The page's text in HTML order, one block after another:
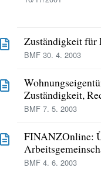
Zuständigkeit für
BMF 30. 4. 2003
Zuständigkeit,
BMF 7. 5. 2003
FINANZOnline:
BMF 4. 6. 2003